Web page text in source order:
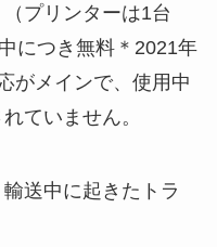
プリンターは1台
につき無料＊2021年
がメインで、使用中
ていません。
送中に起きたトラ